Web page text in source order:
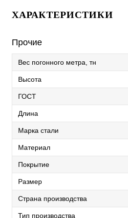
ХАРАКТЕРИСТИКИ
Прочие
Вес погонного метра, тн
Высота
ГОСТ
Длина
Марка стали
Материал
Покрытие
Размер
Страна производства
Тип производства